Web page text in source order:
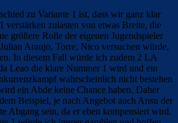
zu Variante 1 ist, dass wir ganz klar
verstärken zulasten von etwas Breite, die
größere Rolle der eigenen Jugendspieler
Araujo, Torre, Nico versuchen würde,
In diesem Fall würde ich zudem 2 LA
Leao die klare Nummer 1 wird und ein
wahrscheinlich nicht bestehen
ein Abde keine Chance haben. Daher
Beispiel, je nach Angebot auch Ansu der
Abgang sein, da er eben kompensiert wird.